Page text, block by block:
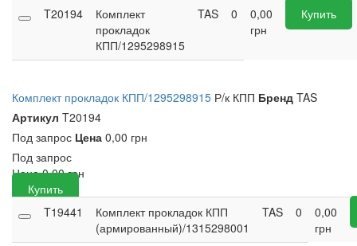
T20194
Комплект
прокладок
КПП/1295298915
TAS 0
0,00
грн
Купить
Комплект прокладок КПП/1295298915 Р/к КПП Бренд TAS
Артикул T20194
Под запрос Цена 0,00 грн
Под запрос
Цена 0,00грн
Купить
T19441
Комплект прокладок КПП
(армированный)/1315298001
TAS 0
0,00
грн